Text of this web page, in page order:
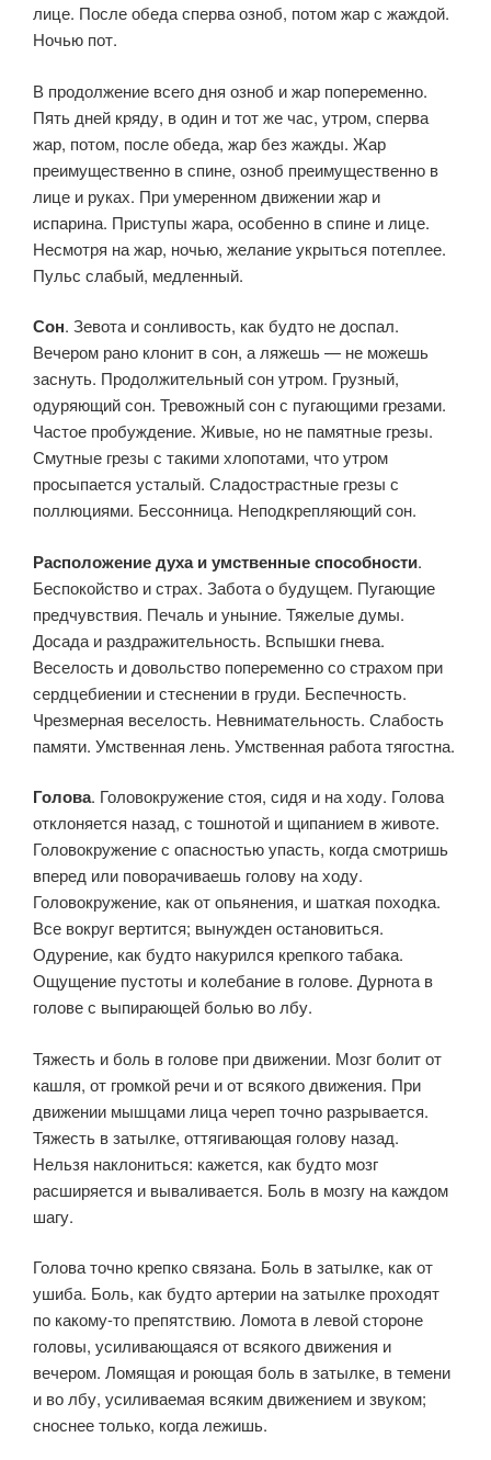
лице. После обеда сперва озноб, потом жар с жаждой.
Ночью пот.
В продолже­ние всего дня озноб и жар попеременно.
Пять дней кряду, в один и тот же час, утром, сперва
жар, потом, после обеда, жар без жажды. Жар
преимущественно в спине, озноб преимущественно в
лице и руках. При умеренном движении жар и
испарина. Приступы жара, особенно в спине и лице.
Несмотря на жар, ночью, желание укрыть­ся потеплее.
Пульс слабый, медленный.
Сон. Зевота и сонливость, как будто не доспал.
Вечером рано клонит в сон, а ляжешь — не можешь
заснуть. Продолжительный сон утром. Грузный,
одуряющий сон. Тревожный сон с пугающими грезами.
Частое пробуждение. Живые, но не памятные грезы.
Смут­ные грезы с такими хлопотами, что утром
просыпается усталый. Сладострастные грезы с
поллюциями. Бессонница. Неподкрепляющий сон.
Расположение духа и умственные способности.
Беспокойство и страх. Забота о будущем. Пугающие
предчувствия. Печаль и уны­ние. Тяжелые думы.
Досада и раздражительность. Вспышки гнева.
Веселость и довольство попеременно со страхом при
сердцебиении и стеснении в груди. Беспечность.
Чрезмерная веселость. Невнима­тельность. Слабость
памяти. Умственная лень. Умственная работа тягостна.
Голова. Головокружение стоя, сидя и на ходу. Голова
отклоня­ется назад, с тошнотой и щипанием в животе.
Головокружение с опасностью упасть, когда смотришь
вперед или поворачиваешь го­лову на ходу.
Головокружение, как от опьянения, и шаткая походка.
Все вокруг вертится; вынужден остановиться.
Одурение, как будто накурился крепкого табака.
Ощущение пустоты и колебание в голо­ве. Дурнота в
голове с выпирающей болью во лбу.
Тяжесть и боль в голове при движении. Мозг болит от
кашля, от громкой речи и от всякого движения. При
движении мышцами лица череп точно раз­рывается.
Тяжесть в затылке, оттягивающая голову назад.
Нельзя наклониться: кажется, как будто мозг
расширяется и вываливается. Боль в мозгу на каждом
шагу.
Голова точно крепко связана. Боль в затылке, как от
ушиба. Боль, как будто артерии на затылке проходят
по какому-то препятствию. Ломота в левой стороне
голо­вы, усиливающаяся от всякого движения и
вечером. Ломящая и роющая боль в затылке, в темени
и во лбу, усиливаемая всяким движением и звуком;
сноснее только, когда лежишь.